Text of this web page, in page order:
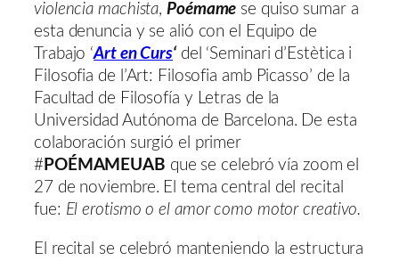
violencia machista,Poémame se quiso sumar a
esta denuncia y se alió con el Equipo de
Trabajo ‘Art en Curs‘del ‘Seminari d’Estètica i
Filosofia de l’Art: Filosofia amb Picasso’ de la
Facultad de Filosofía y Letras de la
Universidad Autónoma de Barcelona. De esta
colaboración surgió el primer
#POÉMAMEUAB que se celebró vía zoom el
27 de noviembre. El tema central del recital
fue: El erotismo o el amor como motor creativo.
El recital se celebró manteniendo la estructura